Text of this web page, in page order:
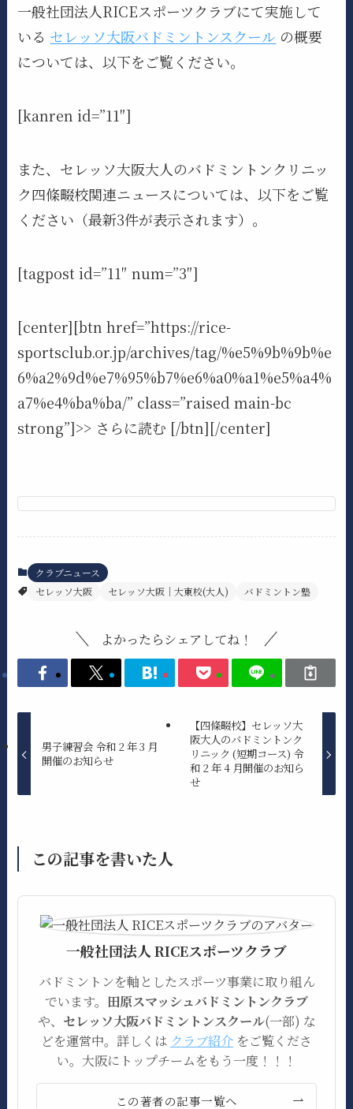
一般社団法人RICEスポーツクラブにて実施して
いる セレッソ大阪バドミントンスクール の概要
については、以下をご覧ください。
[kanren id=”11″]
また、セレッソ大阪大人のバドミントンクリニッ
ク四條畷校関連ニュースについては、以下をご覧
ください（最新3件が表示されます）。
[tagpost id=”11″ num=”3″]
[center][btn href=”https://rice-
sportsclub.or.jp/archives/tag/%e5%9b%9b%e
6%a2%9d%e7%95%b7%e6%a0%a1%e5%a4%
a7%e4%ba%ba/” class=”raised main-bc
strong”]>> さらに読む [/btn][/center]
クラブニュース
セレッソ大阪
セレッソ大阪｜大東校(大人) バドミントン塾
よかったらシェアしてね！
男子練習会 令和 2 年 3 月
開催のお知らせ
【四條畷校】セレッソ大
阪大人のバドミントンク
リニック (短期コース) 令
和 2 年 4 月開催のお知ら
せ
この記事を書いた人
一般社団法人 RICEスポーツクラブ
バドミントンを軸としたスポーツ事業に取り組ん
でいます。 田原スマッシュバドミントンクラブ
や、 セレッソ大阪バドミントンスクール(一部) な
どを運営中。詳しくは クラブ紹介 をご覧くださ
い。大阪にトップチームをもう一度！！！
この著者の記事一覧へ